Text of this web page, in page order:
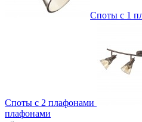
Споты с 1
Споты с 2 плафонами
плафонами